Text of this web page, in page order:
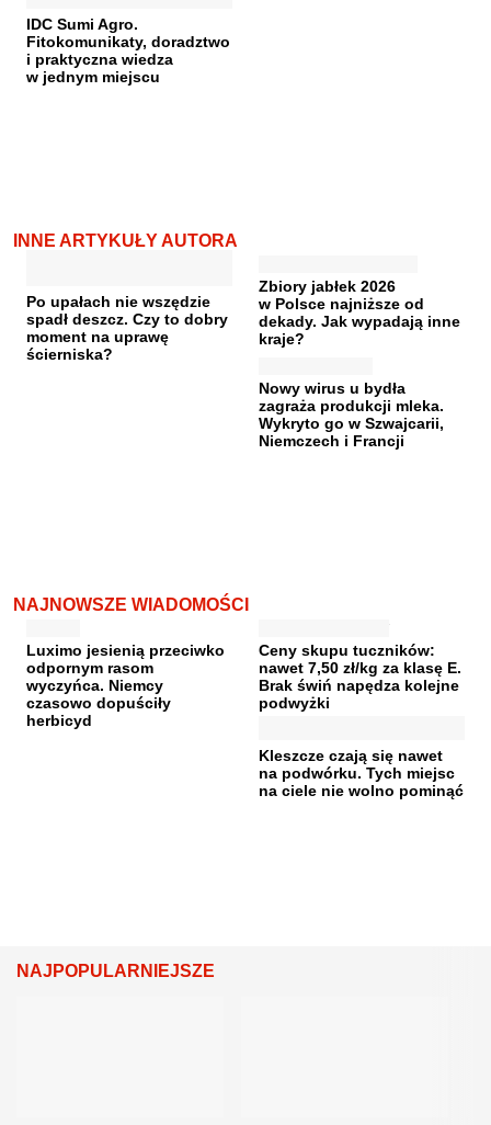
IDC Sumi Agro.
Fitokomunikaty, doradztwo
i praktyczna wiedza
w jednym miejscu
INNE ARTYKUŁY AUTORA
Po upałach nie wszędzie
spadł deszcz. Czy to dobry
moment na uprawę
ścierniska?
Zbiory jabłek 2026
w Polsce najniższe od
dekady. Jak wypadają inne
kraje?
Nowy wirus u bydła
zagraża produkcji mleka.
Wykryto go w Szwajcarii,
Niemczech i Francji
NAJNOWSZE WIADOMOŚCI
Luximo jesienią przeciwko
odpornym rasom
wyczyńca. Niemcy
czasowo dopuściły
herbicyd
Ceny skupu tuczników:
nawet 7,50 zł/kg za klasę E.
Brak świń napędza kolejne
podwyżki
Kleszcze czają się nawet
na podwórku. Tych miejsc
na ciele nie wolno pominąć
NAJPOPULARNIEJSZE